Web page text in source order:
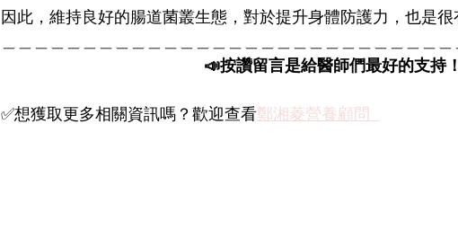
因此，維持良好的腸道菌叢生態，對於提升身體防護力，也是很
📣按讚留言是給醫師們最好的支持！
✅想獲取更多相關資訊嗎？歡迎查看鄭湘菱營養顧問